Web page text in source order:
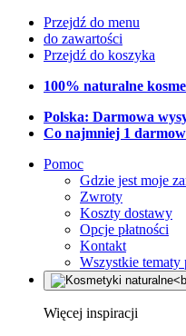
Przejdź do menu
do zawartości
Przejdź do koszyka
100% naturalne
Polska: Darmowa
Co najmniej 1
Pomoc
Gdzie jest moje
Zwroty
Koszty dostawy
Opcje płatności
Kontakt
Wszystkie tematy
Więcej inspiracji